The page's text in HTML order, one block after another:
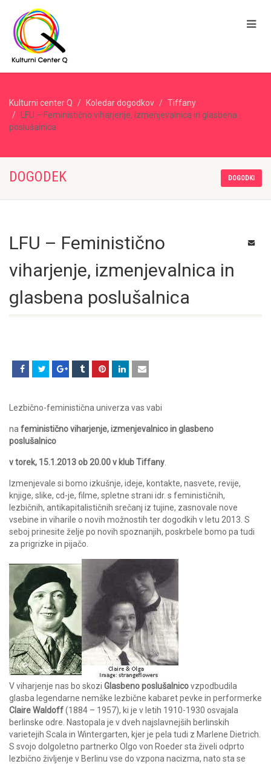
Kulturni center Q Koledar dogodkov
Tiffany
LFU – Feministično viharjenje, izmenjevalnica in glasbena
poslušalnica
DOGODEK DOGODKI
LFU – Feministično
viharjenje, izmenjevalnica in
glasbena poslušalnica
Lezbično-feministična univerza vas vabi
na feministično viharjenje, izmenjevalnico in glasbeno
poslušalnico
v torek, 15.1.2013 ob 20.00 v klub Tiffany
Izmenjevale si bomo izkušnje, ideje, kontakte, nasvete, revije,
knjige, slike, cd-je, filme, spletne strani idr. s feminističnih,
lezbičnih, antikapitalističnih srečanj iz tujine, zasnovale nove
vsebine in viharile o novih možnostih ter dogodkih v letu 2013. S
seboj prinesite želje po novih spoznanjih, poskrbele bomo pa tudi
za prigrizke in pijačo.
V viharjenje nas bo skozi Glasbeno poslušalnicovzpodbudila
glasba legendarne nemške lezbične kabaret pevke in performerke
Claire Waldoff(1884 – 1957), ki je v letih 1910-1930 osvajala
berlinske odre. Nastopala je v dveh najslavnejših berlinskih
varietejih Scala in Wintergarten, kjer je pela tudi z Marlene Dietrich.
S svojo dolgoletno partnerko Olgo von Roeder sta živeli odprto
lezbično življenje v Berlinu vse do vzpona nacizma, nato sta se